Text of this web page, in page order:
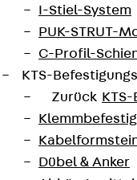
I-Stiel-System
PUK-STRUT-
C-Profil-
KTS-
Zurück
Dübel & Anker